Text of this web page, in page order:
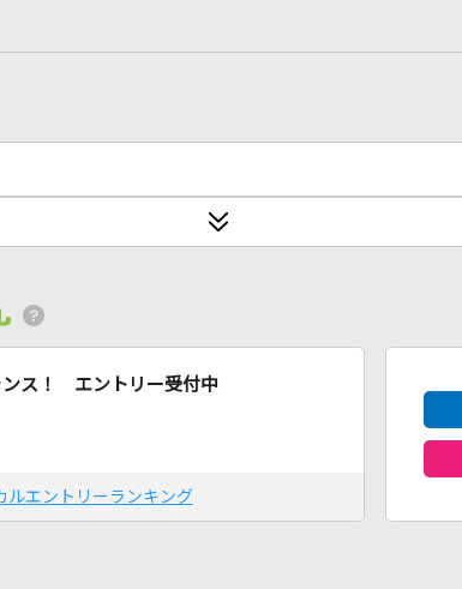
ンス！ エントリー受付中
ルエントリーランキング